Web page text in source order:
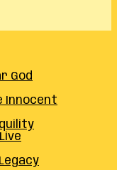
God
Innocent
Legacy